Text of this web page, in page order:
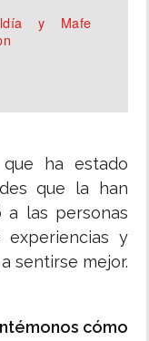
y Mafe
ha estado
que la han
a las personas
y
sentirse mejor.
cómo